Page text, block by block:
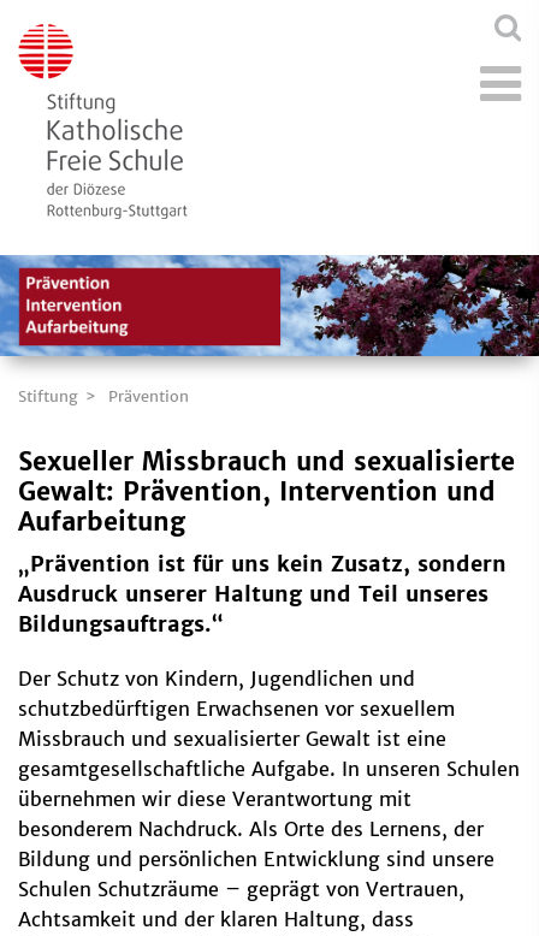
Stiftung Prävention
Sexueller Missbrauch und sexualisierte
Gewalt: Prävention, Intervention und
Aufarbeitung
„Prävention ist für uns kein Zusatz, sondern
Ausdruck unserer Haltung und Teil unseres
Bildungsauftrags.“
Der Schutz von Kindern, Jugendlichen und
schutzbedürftigen Erwachsenen vor sexuellem
Missbrauch und sexualisierter Gewalt ist eine
gesamtgesellschaftliche Aufgabe. In unseren Schulen
übernehmen wir diese Verantwortung mit
besonderem Nachdruck. Als Orte des Lernens, der
Bildung und persönlichen Entwicklung sind unsere
Schulen Schutzräume – geprägt von Vertrauen,
Achtsamkeit und der klaren Haltung, dass